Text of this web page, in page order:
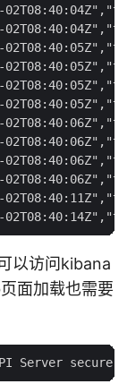
以访问kibana
面加载也需要